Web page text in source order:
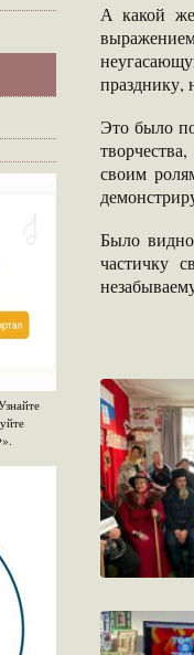
А какой
празднику,
Это было
своим
Было
частичку